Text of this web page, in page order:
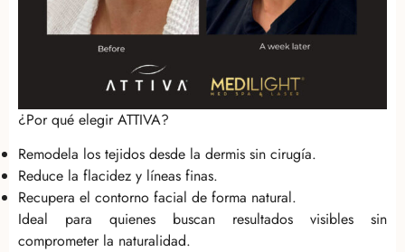
¿Por qué elegir ATTIVA?
Remodela los tejidos desde la dermis sin cirugía.
Reduce la flacidez y líneas finas.
Recupera el contorno facial de forma natural.
Ideal para quienes buscan resultados visibles sin
comprometer la naturalidad.